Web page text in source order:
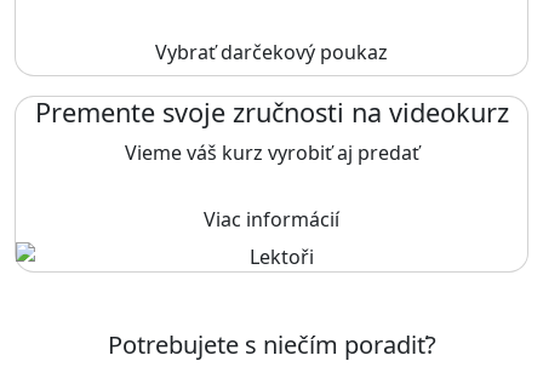
Vybrať darčekový poukaz
Premente svoje zručnosti na videokurz
Vieme váš kurz vyrobiť aj predať
Viac informácií
Potrebujete s niečím poradiť?